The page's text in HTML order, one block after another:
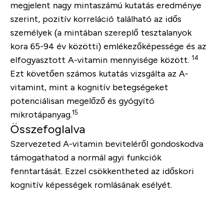
megjelent nagy mintaszámú kutatás eredménye
szerint, pozitív korreláció található az idős
személyek (a mintában szereplő tesztalanyok
kora 65-94 év közötti) emlékezőképessége és az
elfogyasztott A-vitamin mennyisége között. 14
Ezt követően számos kutatás vizsgálta az A-
vitamint, mint a kognitív betegségeket
potenciálisan megelőző és gyógyító
mikrotápanyag.15
Összefoglalva
Szervezeted A-vitamin beviteléről gondoskodva
támogathatod a normál agyi funkciók
fenntartását. Ezzel csökkentheted az időskori
kognitív képességek romlásának esélyét.